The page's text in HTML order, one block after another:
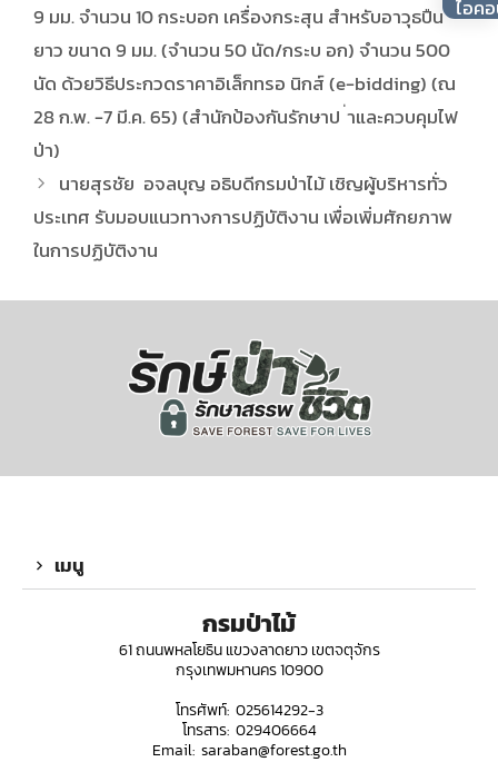
9 มม. จำนวน 10 กระบอก เครื่องกระสุน สำหรับอาวุธปืน
ยาว ขนาด 9 มม. (จำนวน 50 นัด/กระบ อก) จำนวน 500
นัด ด้วยวิธีประกวดราคาอิเล็กทรอ นิกส์ (e-bidding) (ณ
28 ก.พ. -7 มี.ค. 65) (สำนักป้องกันรักษาป ่าและควบคุมไฟ
ป่า)
นายสุรชัย อจลบุญ อธิบดีกรมป่าไม้ เชิญผู้บริหารทั่ว
ประเทศ รับมอบแนวทางการปฏิบัติงาน เพื่อเพิ่มศักยภาพ
ในการปฏิบัติงาน
เมนู
กรมป่าไม้
61 ถนนพหลโยธิน แขวงลาดยาว เขตจตุจักร
กรุงเทพมหานคร 10900
โทรศัพท์: 025614292-3
โทรสาร: 029406664
Email: saraban@forest.go.th